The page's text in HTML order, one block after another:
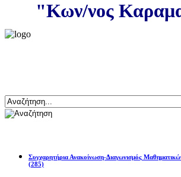
"Κων/νος
Συγχαρητήρια Ανακοίνωση-Διαγωνισμός
(285)